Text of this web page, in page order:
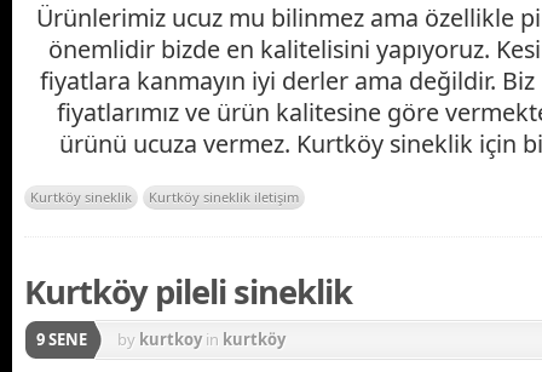
Ürünlerimiz ucuz mu bilinmez ama özellikle
önemlidir bizde en kalitelisini yapıyoruz.
fiyatlara kanmayın iyi derler ama değildir.
fiyatlarımız ve ürün kalitesine göre
ürünü ucuza vermez. Kurtköy sineklik için
Kurtköy sineklik Kurtköy sineklik iletişim
Kurtköy pileli sineklik
9 SENE by kurtkoy in kurtköy